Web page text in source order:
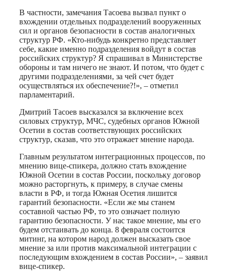
В частности, замечания Тасоева вызвал пункт о
вхождении отдельных подразделений вооруженных
сил и органов безопасности в состав аналогичных
структур РФ. «Кто-нибудь конкретно представляет
себе, какие именно подразделения войдут в состав
российских структур? Я спрашивал в Министерстве
обороны и там ничего не знают. И потом, что будет с
другими подразделениями, за чей счет будет
осуществляться их обеспечение?!», – отметил
парламентарий.
Дмитрий Тасоев высказался за включение всех
силовых структур, МЧС, судебных органов Южной
Осетии в состав соответствующих российских
структур, сказав, что это отражает мнение народа.
Главным результатом интеграционных процессов, по
мнению вице-спикера, должно стать вхождение
Южной Осетии в состав России, поскольку договор
можно расторгнуть, к примеру, в случае смены
власти в РФ, и тогда Южная Осетия лишится
гарантий безопасности. «Если же мы станем
составной частью РФ, то это означает полную
гарантию безопасности. У нас такое мнение, мы его
будем отстаивать до конца. 8 февраля состоится
митинг, на котором народ должен высказать свое
мнение за или против максимальной интеграции с
последующим вхождением в состав России», – заявил
вице-спикер.